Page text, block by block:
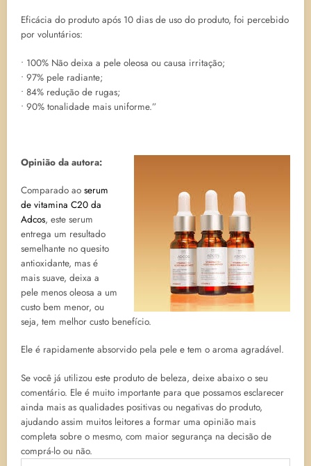
Eficácia do produto após 10 dias de uso do produto, foi percebido
por voluntários:
• 100% Não deixa a pele oleosa ou causa irritação;
• 97% pele radiante;
• 84% redução de rugas;
• 90% tonalidade mais uniforme.”
Opinião da autora:
Comparado ao serum
de vitamina C20 da
Adcos, este serum
entrega um resultado
semelhante no quesito
antioxidante, mas é
mais suave, deixa a
pele menos oleosa a um
custo bem menor, ou
seja, tem melhor custo benefício.
Ele é rapidamente absorvido pela pele e tem o aroma agradável.
Se você já utilizou este produto de beleza, deixe abaixo o seu
comentário. Ele é muito importante para que possamos esclarecer
ainda mais as qualidades positivas ou negativas do produto,
ajudando assim muitos leitores a formar uma opinião mais
completa sobre o mesmo, com maior segurança na decisão de
comprá-lo ou não.